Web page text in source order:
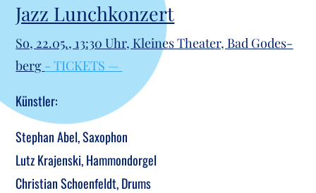
Jazz Lunch­kon­zert
So, 22.05., 13:30 Uhr, Klei­nes Thea­ter, Bad Godes­
berg - TICKETS —
Künst­ler:
Ste­phan Abel, Saxo­phon
Lutz Kra­jen­ski, Ham­mond­or­gel
Chris­ti­an Schoe­n­feldt, Drums